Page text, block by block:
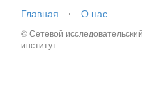
Главная
⋅ О нас
© Сетевой исследовательский
институт